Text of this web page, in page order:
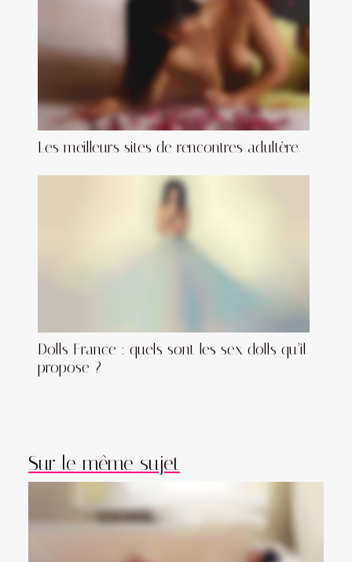
Les meilleurs sites de rencontres adultère
Dolls France : quels sont les sex dolls qu’il
propose ?
Sur le même sujet